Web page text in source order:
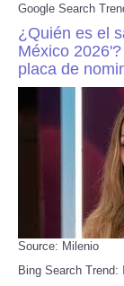
Google Search
¿Quién es el
México
placa de
Source: Milenio
Bing Search Trend: